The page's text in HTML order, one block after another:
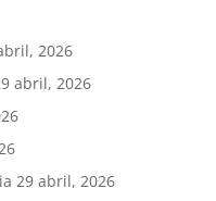
2026
abril, 2026
29 abril, 2026